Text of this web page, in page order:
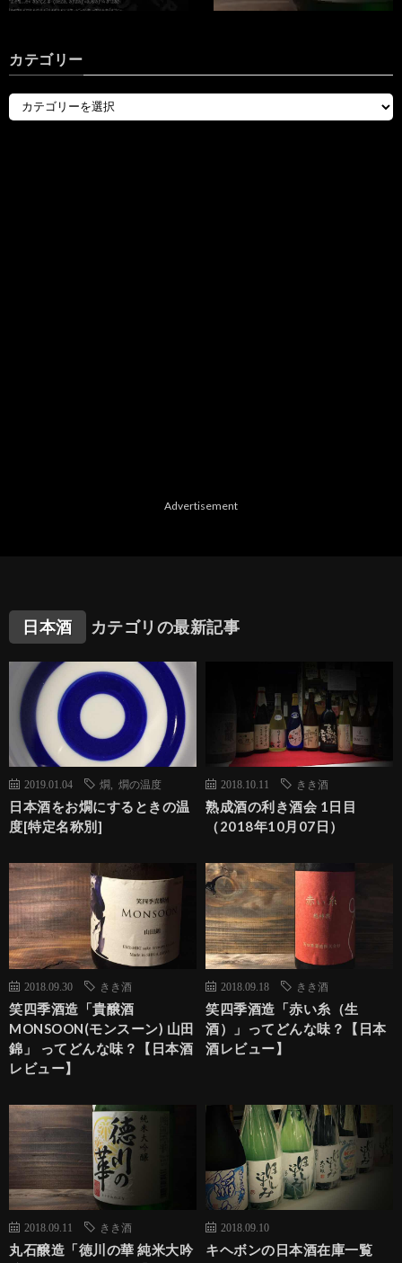
カテゴリー
Advertisement
日本酒 カテゴリの最新記事
2019.01.04 燗 燗の温度
日本酒をお燗にするときの温
度[特定名称別]
2018.10.11 きき酒
熟成酒の利き酒会 1日目
（2018年10月07日）
2018.09.30 きき酒
笑四季酒造「貴醸酒
MONSOON(モンスーン) 山田
錦」 ってどんな味？【日本酒
レビュー】
2018.09.18 きき酒
笑四季酒造「赤い糸（生
酒）」ってどんな味？【日本
酒レビュー】
2018.09.11 きき酒
丸石醸造「徳川の華 純米大吟
2018.09.10
キヘボンの日本酒在庫一覧